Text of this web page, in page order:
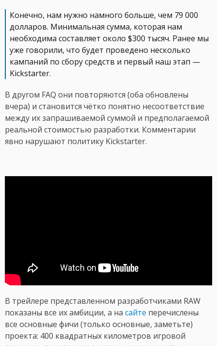
Конечно, нам нужно намного больше, чем 79 000
долларов. Минимальная сумма, которая нам
необходима составляет около $300 тысяч. Ранее мы
уже говорили, что будет проведено несколько
кампаний по сбору средств и первый наш этап —
Kickstarter.
В другом FAQ они повторяются (оба обновлены
вчера) и становится чётко понятно несоответствие
между их запрашиваемой суммой и предполагаемой
реальной стоимостью разработки. Комментарии
явно нарушают политику Kickstarter.
В трейлере представленном разработчиками RAW
показаны все их амбиции, а на сайте перечислены
все основные фичи (только основные, заметьте)
проекта: 400 квадратных километров игровой